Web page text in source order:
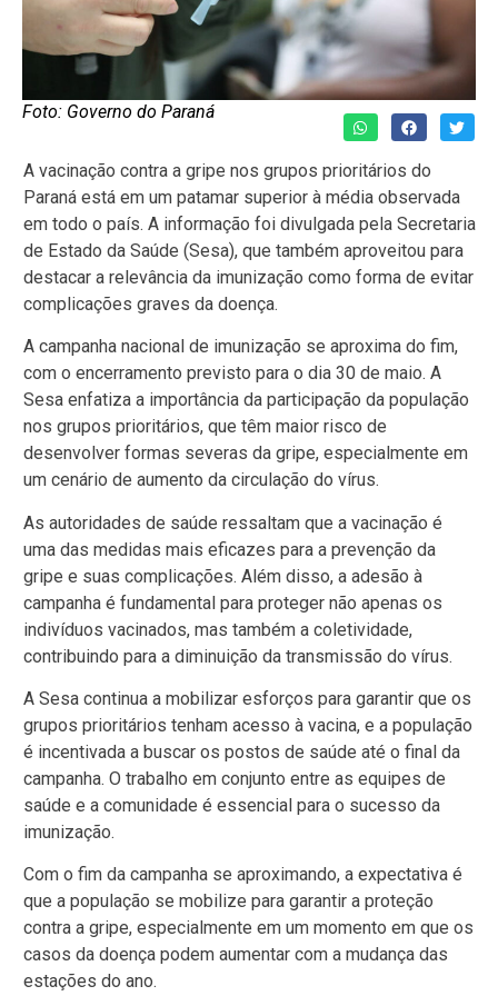
Foto: Governo do Paraná
A vacinação contra a gripe nos grupos prioritários do
Paraná está em um patamar superior à média observada
em todo o país. A informação foi divulgada pela Secretaria
de Estado da Saúde (Sesa), que também aproveitou para
destacar a relevância da imunização como forma de evitar
complicações graves da doença.
A campanha nacional de imunização se aproxima do fim,
com o encerramento previsto para o dia 30 de maio. A
Sesa enfatiza a importância da participação da população
nos grupos prioritários, que têm maior risco de
desenvolver formas severas da gripe, especialmente em
um cenário de aumento da circulação do vírus.
As autoridades de saúde ressaltam que a vacinação é
uma das medidas mais eficazes para a prevenção da
gripe e suas complicações. Além disso, a adesão à
campanha é fundamental para proteger não apenas os
indivíduos vacinados, mas também a coletividade,
contribuindo para a diminuição da transmissão do vírus.
A Sesa continua a mobilizar esforços para garantir que os
grupos prioritários tenham acesso à vacina, e a população
é incentivada a buscar os postos de saúde até o final da
campanha. O trabalho em conjunto entre as equipes de
saúde e a comunidade é essencial para o sucesso da
imunização.
Com o fim da campanha se aproximando, a expectativa é
que a população se mobilize para garantir a proteção
contra a gripe, especialmente em um momento em que os
casos da doença podem aumentar com a mudança das
estações do ano.